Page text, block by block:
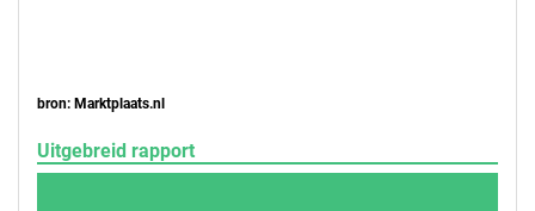
bron: Marktplaats.nl
Uitgebreid rapport